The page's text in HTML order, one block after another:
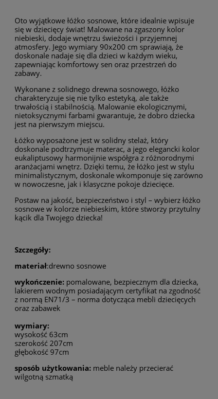
Oto wyjątkowe łóżko sosnowe, które idealnie wpisuje
się w dziecięcy świat! Malowane na zgaszony kolor
niebieski, dodaje wnętrzu świeżości i przyjemnej
atmosfery. Jego wymiary 90x200 cm sprawiają, że
doskonale nadaje się dla dzieci w każdym wieku,
zapewniając komfortowy sen oraz przestrzeń do
zabawy.
Wykonane z solidnego drewna sosnowego, łóżko
charakteryzuje się nie tylko estetyką, ale także
trwałością i stabilnością. Malowanie ekologicznymi,
nietoksycznymi farbami gwarantuje, że dobro dziecka
jest na pierwszym miejscu.
Łóżko wyposażone jest w solidny stelaż, który
doskonale podtrzymuje materac, a jego elegancki kolor
eukaliptusowy harmonijnie współgra z różnorodnymi
aranżacjami wnętrz. Dzięki temu, że łóżko jest w stylu
minimalistycznym, doskonale wkomponuje się zarówno
w nowoczesne, jak i klasyczne pokoje dziecięce.
Postaw na jakość, bezpieczeństwo i styl – wybierz łóżko
sosnowe w kolorze niebieskim, które stworzy przytulny
kącik dla Twojego dziecka!
Szczegóły:
materiał:drewno sosnowe
wykończenie: pomalowane, bezpiecznym dla dziecka,
lakierem wodnym posiadającym certyfikat na zgodność
z normą EN71/3 – norma dotycząca mebli dziecięcych
oraz zabawek
wymiary:
wysokość 63cm
szerokość 207cm
głębokość 97cm
sposób użytkowania: meble należy przecierać
wilgotną szmatką